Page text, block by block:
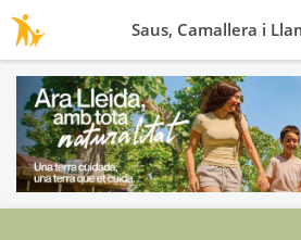
Saus, Camallera i